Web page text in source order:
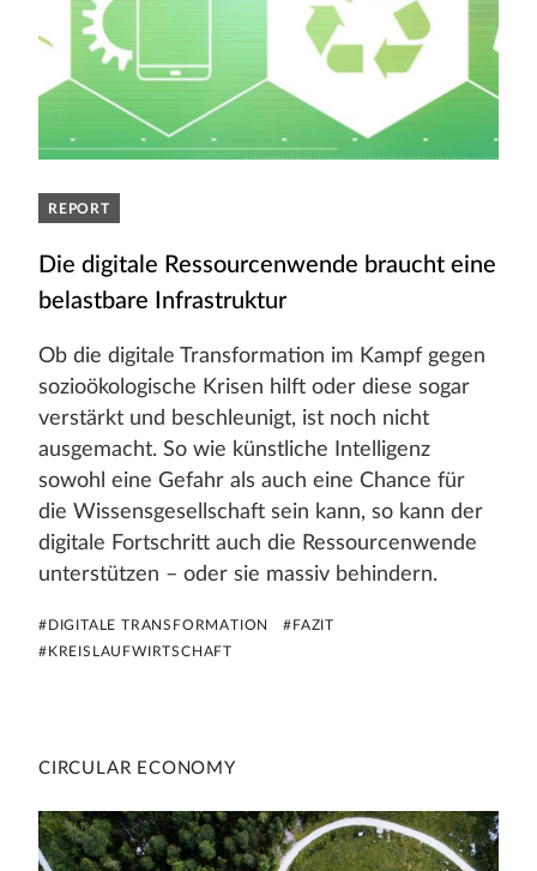
REPORT
Die digitale Ressourcenwende braucht eine
belastbare ­Infrastruktur
Ob die digitale Transformation im Kampf gegen
sozioökologische Krisen hilft oder diese sogar
verstärkt und beschleunigt, ist noch nicht
ausgemacht. So wie künstliche Intelligenz
sowohl eine Gefahr als auch eine Chance für
die Wissensgesellschaft sein kann, so kann der
digitale Fortschritt auch die Ressourcenwende
unterstützen – oder sie massiv behindern.
#DIGITALE TRANSFORMATION
#FAZIT
#KREISLAUFWIRTSCHAFT
CIRCULAR ECONOMY